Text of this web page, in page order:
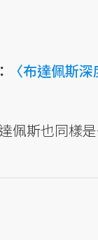
〈布達佩斯
佩斯也同樣